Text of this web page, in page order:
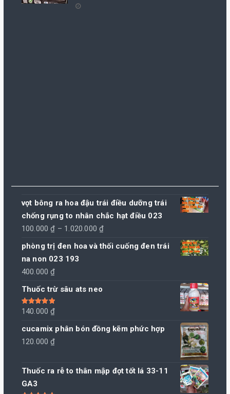
vọt bông ra hoa đậu trái điều dưỡng trái
chống rụng to nhân chắc hạt điều 023
100.000₫ – 1.020.000₫Khoảng
giá:
phòng trị đen hoa và thối cuống đen trái
na non 023 193
400.000₫
Thuốc trừ sâu ats neo
Được xếp
hạng 5.00 5
140.000₫
cucamix phân bón đồng kẽm phức hợp
120.000₫
Thuốc ra rễ to thân mập đọt tốt lá 33-11
GA3